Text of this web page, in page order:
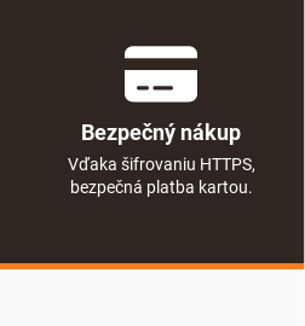
Bezpečný nákup
Vďaka šifrovaniu HTTPS,
bezpečná platba kartou.